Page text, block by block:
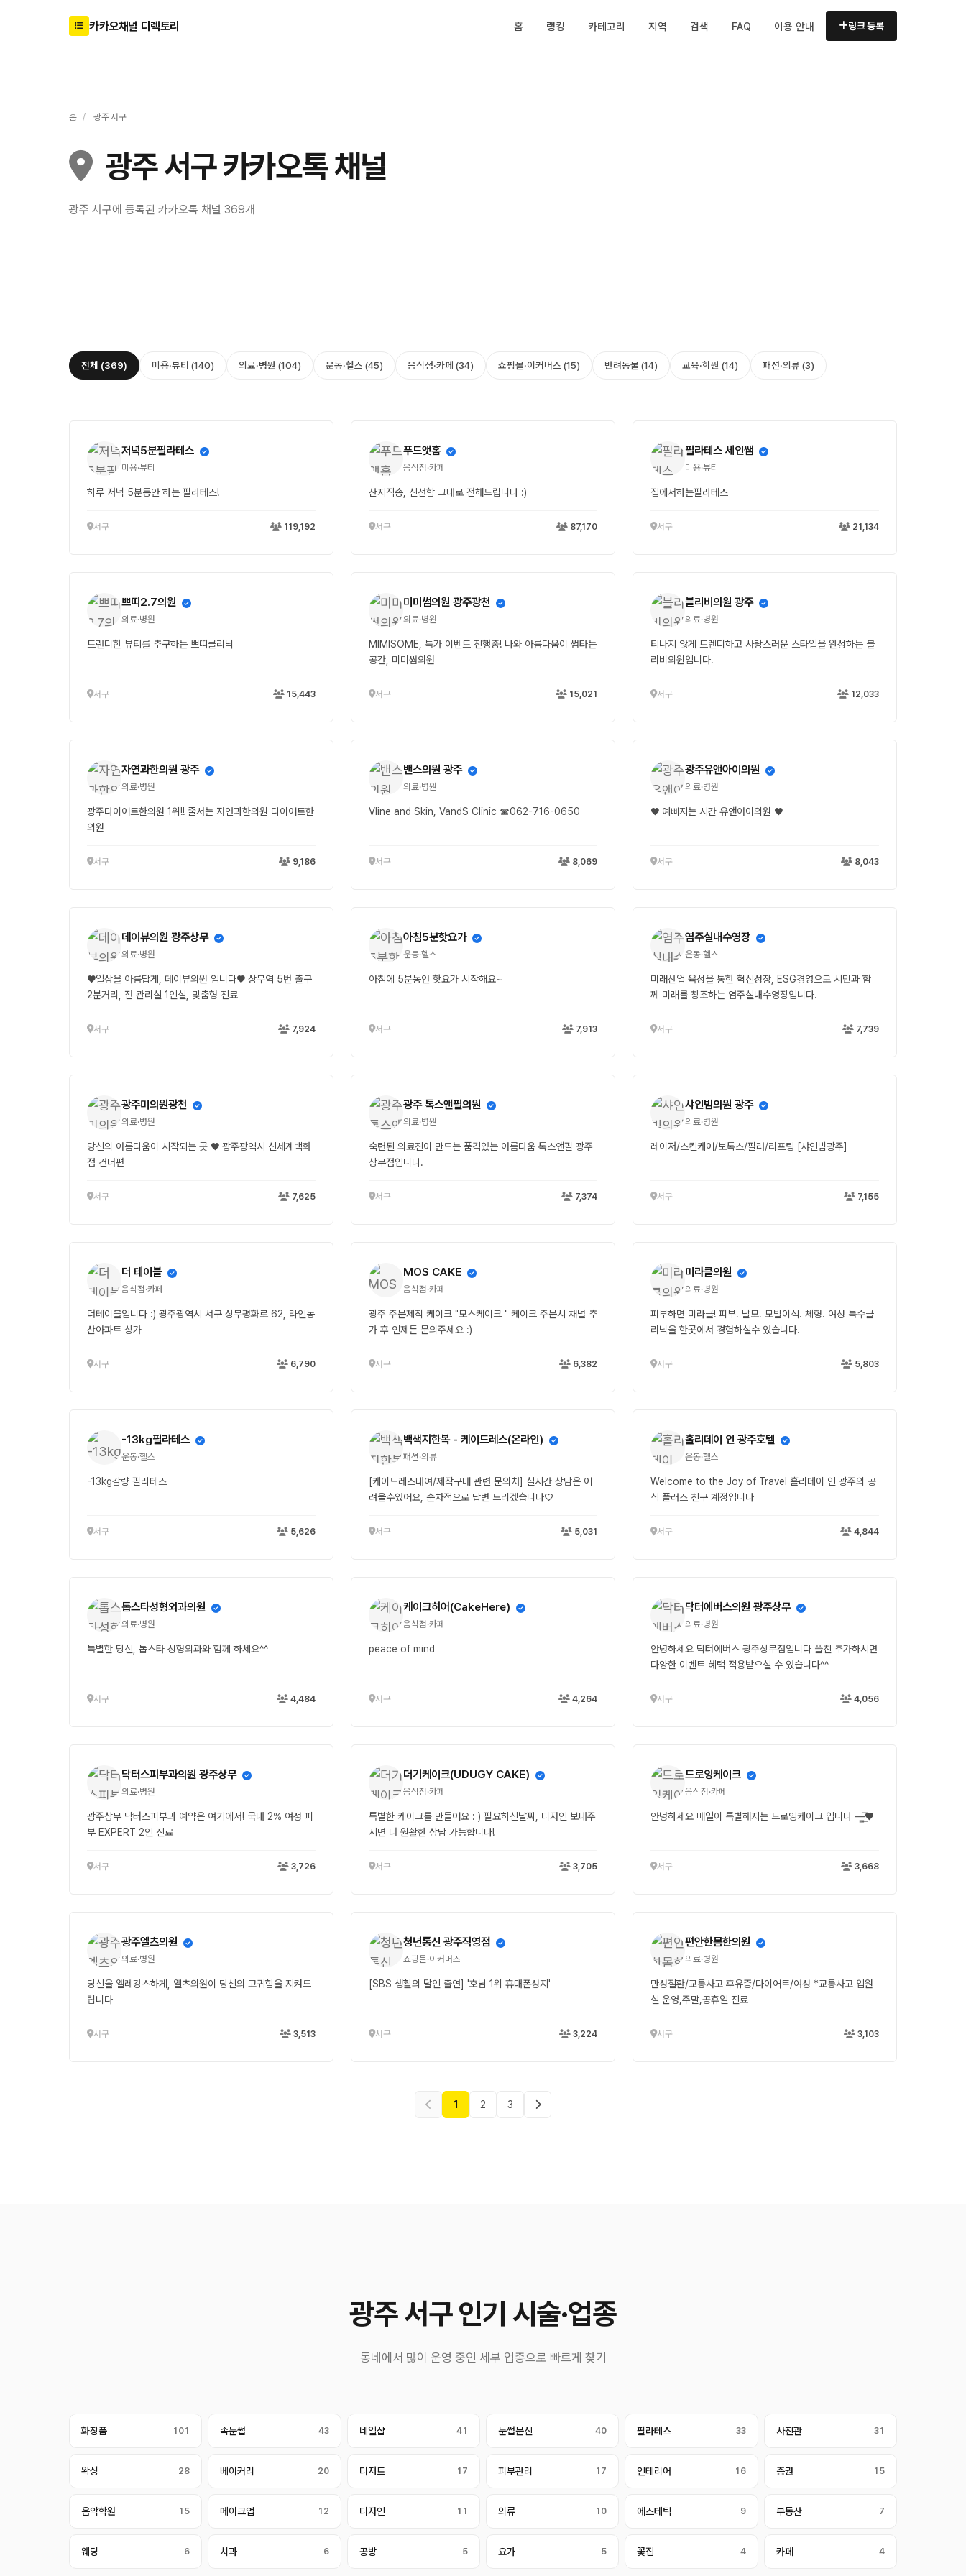
카카오채널 디렉토리 홈 랭킹 카테고리 지역 검색 FAQ 이용 안내 링크 등록
홈 / 광주 서구
광주 서구 카카오톡 채널
광주 서구에 등록된 카카오톡 채널 369개
전체 (369) 미용·뷰티 (140) 의료·병원 (104) 운동·헬스 (45) 음식점·카페 (34) 쇼핑몰·이커머스 (15) 반려동물 (14) 교육·학원 (14) 패션·의류 (3)
저녁5분필라테스
미용·뷰티
하루 저녁 5분동안 하는 필라테스!
서구 119,192
푸드앳홈
음식점·카페
산지직송, 신선함 그대로 전해드립니다 :)
서구 87,170
필라테스 세인쌤
미용·뷰티
집에서하는필라테스
서구 21,134
쁘띠2.7의원
의료·병원
트랜디한 뷰티를 추구하는 쁘띠클리닉
서구 15,443
미미썸의원 광주광천
의료·병원
MIMISOME, 특가 이벤트 진행중! 나와 아름다움이 썸타는
공간, 미미썸의원
서구 15,021
블리비의원 광주
의료·병원
티나지 않게 트렌디하고 사랑스러운 스타일을 완성하는 블
리비의원입니다.
서구 12,033
자연과한의원 광주
의료·병원
광주다이어트한의원 1위!! 줄서는 자연과한의원 다이어트한
의원
서구 9,186
밴스의원 광주
의료·병원
Vline and Skin, VandS Clinic ☎062-716-0650
서구 8,069
광주유앤아이의원
의료·병원
♥ 예뻐지는 시간 유앤아이의원 ♥
서구 8,043
데이뷰의원 광주상무
의료·병원
♥일상을 아름답게, 데이뷰의원 입니다♥ 상무역 5번 출구
2분거리, 전 관리실 1인실, 맞춤형 진료
서구 7,924
아침5분핫요가
운동·헬스
아침에 5분동안 핫요가 시작해요~
서구 7,913
염주실내수영장
운동·헬스
미래산업 육성을 통한 혁신성장, ESG경영으로 시민과 함
께 미래를 창조하는 염주실내수영장입니다.
서구 7,739
광주미의원광천
의료·병원
당신의 아름다움이 시작되는 곳 ♥ 광주광역시 신세계백화
점 건너편
서구 7,625
광주 톡스앤필의원
의료·병원
숙련된 의료진이 만드는 품격있는 아름다움 톡스앤필 광주
상무점입니다.
서구 7,374
샤인빔의원 광주
의료·병원
레이저/스킨케어/보톡스/필러/리프팅 [샤인빔광주]
서구 7,155
더 테이블
음식점·카페
더테이블입니다 :) 광주광역시 서구 상무평화로 62, 라인동
산아파트 상가
서구 6,790
MOS CAKE
음식점·카페
광주 주문제작 케이크 "모스케이크 " 케이크 주문시 채널 추
가 후 언제든 문의주세요 :)
서구 6,382
미라클의원
의료·병원
피부하면 미라클! 피부. 탈모. 모발이식. 체형. 여성 특수클
리닉을 한곳에서 경험하실수 있습니다.
서구 5,803
-13kg필라테스
운동·헬스
-13kg감량 필라테스
서구 5,626
백색지한복 - 케이드레스(온라인)
패션·의류
[케이드레스대여/제작구매 관련 문의처] 실시간 상담은 어
려울수있어요, 순차적으로 답변 드리겠습니다♡
서구 5,031
홀리데이 인 광주호텔
운동·헬스
Welcome to the Joy of Travel 홀리데이 인 광주의 공
식 플러스 친구 계정입니다
서구 4,844
톱스타성형외과의원
의료·병원
특별한 당신, 톱스타 성형외과와 함께 하세요^^
서구 4,484
케이크히어(CakeHere)
음식점·카페
peace of mind
서구 4,264
닥터에버스의원 광주상무
의료·병원
안녕하세요 닥터에버스 광주상무점입니다 플친 추가하시면
다양한 이벤트 혜택 적용받으실 수 있습니다^^
서구 4,056
닥터스피부과의원 광주상무
의료·병원
광주상무 닥터스피부과 예약은 여기에서! 국내 2% 여성 피
부 EXPERT 2인 진료
서구 3,726
더기케이크(UDUGY CAKE)
음식점·카페
특별한 케이크를 만들어요 : ) 필요하신날짜, 디자인 보내주
시면 더 원활한 상담 가능합니다!
서구 3,705
드로잉케이크
음식점·카페
안녕하세요 매일이 특별해지는 드로잉케이크 입니다 —̳͟͞͞♥
서구 3,668
광주엘츠의원
의료·병원
당신을 엘레강스하게, 엘츠의원이 당신의 고귀함을 지켜드
립니다
서구 3,513
청년통신 광주직영점
쇼핑몰·이커머스
[SBS 생활의 달인 출연] '호남 1위 휴대폰성지'
서구 3,224
편안한몸한의원
의료·병원
만성질환/교통사고 후유증/다이어트/여성 *교통사고 입원
실 운영,주말,공휴일 진료
서구 3,103
1 2 3
광주 서구 인기 시술·업종
동네에서 많이 운영 중인 세부 업종으로 빠르게 찾기
화장품 101 속눈썹 43 네일샵 41 눈썹문신 40 필라테스 33 사진관 31
왁싱 28 베이커리 20 디저트 17 피부관리 17 인테리어 16 증권 15
음악학원 15 메이크업 12 디자인 11 의류 10 에스테틱 9 부동산 7
웨딩 6 치과 6 공방 5 요가 5 꽃집 4 카페 4